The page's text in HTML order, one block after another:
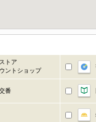
トア
ントショップ
番